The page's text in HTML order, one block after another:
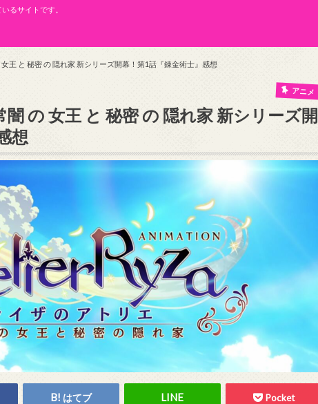
るサイトです。
女王 と 秘密 の 隠れ家 新シリーズ開幕！第1話『錬金術士』感想
アニメ
闇 の 女王 と 秘密 の 隠れ家 新シリーズ開
想
はてブ Pocket